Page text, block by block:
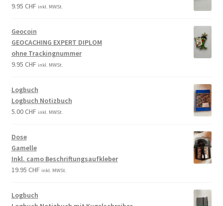
9.95 CHF inkl. MWSt.
Geocoin
GEOCACHING EXPERT DIPLOM
ohne Trackingnummer
9.95 CHF inkl. MWSt.
Logbuch
Logbuch Notizbuch
5.00CHF inkl. MWSt.
Dose
Gamelle
Inkl. camo Beschriftungsaufkleber
19.95 CHF inkl. MWSt.
Logbuch